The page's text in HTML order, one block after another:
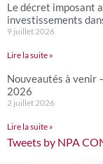
Le décret imposant
investissements
9 juillet 2026
Lire la suite »
Nouveautés à venir
2026
2 juillet 2026
Lire la suite »
Tweets by NPA